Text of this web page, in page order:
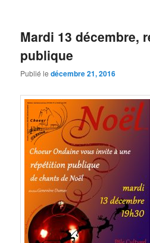
Mardi 13 décembre,
publique
Publié ledécembre 21, 2016